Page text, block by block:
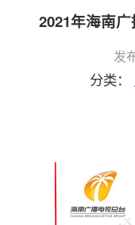
2021年海南广
发
分类：